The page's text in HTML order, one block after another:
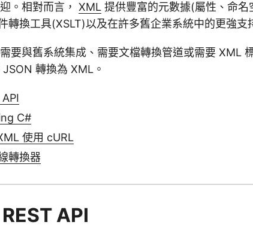
。相對而言， XML 提供豐富的元數據(屬性、命名
轉換工具(XSLT)以及在許多舊企業系統中的更強支
要與舊系統集成、需要文檔轉換管道或需要 XML
轉換為 XML。
C#
使用 cURL
轉換器
API